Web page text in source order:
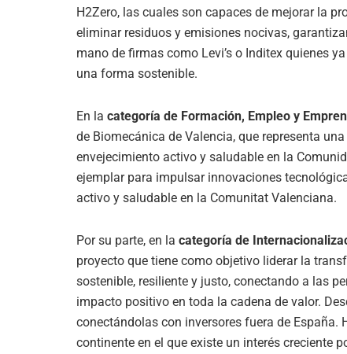
H2Zero, las cuales son capaces de mejorar la
eliminar residuos y emisiones nocivas,
mano de firmas como Levi’s o Inditex quienes
una forma sostenible.
En la categoría de Formación, Empleo y
de Biomecánica de Valencia, que representa
envejecimiento activo y saludable en la
ejemplar para impulsar innovaciones
activo y saludable en la Comunitat Valenciana.
Por su parte, en la categoría de
proyecto que tiene como objetivo liderar la
sostenible, resiliente y justo, conectando a las
impacto positivo en toda la cadena de valor.
conectándolas con inversores fuera de
continente en el que existe un interés creciente